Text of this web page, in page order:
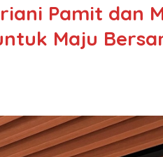
Pamit dan
Maju